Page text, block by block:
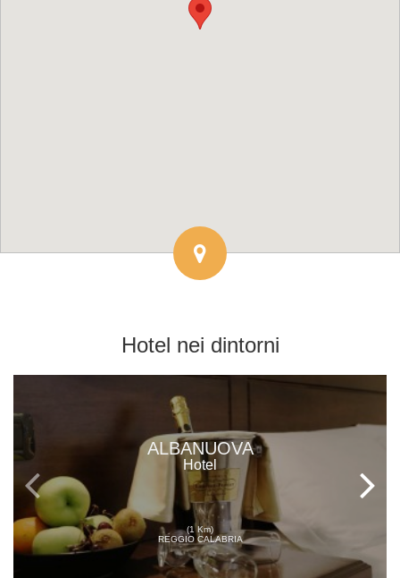
Hotel nei dintorni
ALBANUOVA
Hotel
(1 Km)
REGGIO CALABRIA